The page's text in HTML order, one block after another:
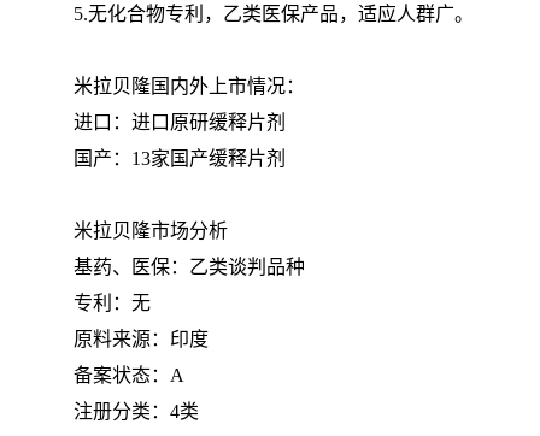
5.无化合物专利，乙类医保产品，适应人群广。
米拉贝隆国内外上市情况：
进口：进口原研缓释片剂
国产：13家国产缓释片剂
米拉贝隆市场分析
基药、医保：乙类谈判品种
专利：无
原料来源：印度
备案状态：A
注册分类：4类